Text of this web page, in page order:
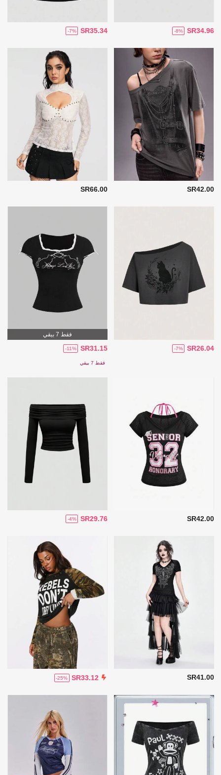
SR34.96
-8%
SR35.34
-7%
SR42.00
SR66.00
SR26.04
-7%
فقط 7 بيقي
SR31.15
-11%
فقط 7 بيقي
SR42.00
SR29.76
-4%
SR41.00
SR33.12
-25%